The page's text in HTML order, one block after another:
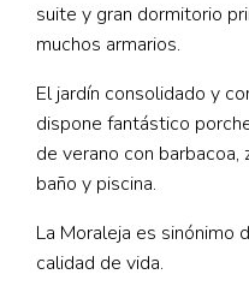
suite y gran dormitorio
muchos armarios.
El jardín consolidado y
dispone fantástico
de verano con
baño y piscina.
La Moraleja es sinónimo
calidad de vida.